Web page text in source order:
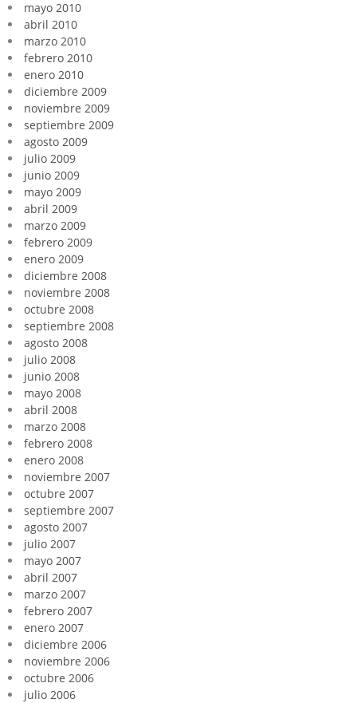
mayo 2010
abril 2010
marzo 2010
febrero 2010
enero 2010
diciembre 2009
noviembre 2009
septiembre 2009
agosto 2009
julio 2009
junio 2009
mayo 2009
abril 2009
marzo 2009
febrero 2009
enero 2009
diciembre 2008
noviembre 2008
octubre 2008
septiembre 2008
agosto 2008
julio 2008
junio 2008
mayo 2008
abril 2008
marzo 2008
febrero 2008
enero 2008
noviembre 2007
octubre 2007
septiembre 2007
agosto 2007
julio 2007
mayo 2007
abril 2007
marzo 2007
febrero 2007
enero 2007
diciembre 2006
noviembre 2006
octubre 2006
julio 2006